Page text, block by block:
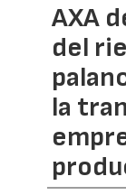
AXA
del
la